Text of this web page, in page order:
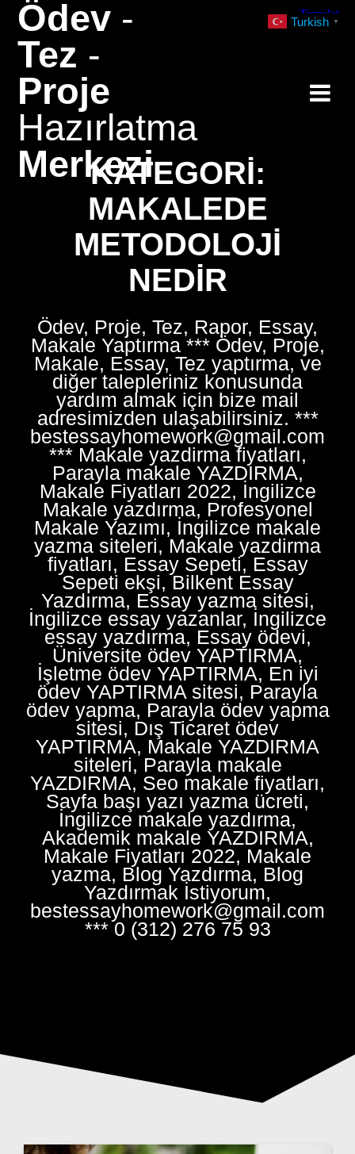
Ödev -
Tez -
Proje
Hazırlatma
MerkeziKATEGORI:
MAKALEDE
METODOLOJI
NEDIR
Ödev, Proje, Tez, Rapor, Essay,
Makale Yaptırma *** Ödev, Proje,
Makale, Essay, Tez yaptırma, ve
diğer talepleriniz konusunda
yardım almak için bize mail
adresimizden ulaşabilirsiniz. ***
bestessayhomework@gmail.com
*** Makale yazdirma fiyatları,
Parayla makale YAZDIRMA,
Makale Fiyatları 2022, İngilizce
Makale yazdırma, Profesyonel
Makale Yazımı, İngilizce makale
yazma siteleri, Makale yazdirma
fiyatları, Essay Sepeti, Essay
Sepeti ekşi, Bilkent Essay
Yazdırma, Essay yazma sitesi,
İngilizce essay yazanlar, İngilizce
essay yazdırma, Essay ödevi,
Üniversite ödev YAPTIRMA,
İşletme ödev YAPTIRMA, En iyi
ödev YAPTIRMA sitesi, Parayla
ödev yapma, Parayla ödev yapma
sitesi, Dış Ticaret ödev
YAPTIRMA, Makale YAZDIRMA
siteleri, Parayla makale
YAZDIRMA, Seo makale fiyatları,
Sayfa başı yazı yazma ücreti,
İngilizce makale yazdırma,
Akademik makale YAZDIRMA,
Makale Fiyatları 2022, Makale
yazma, Blog Yazdırma, Blog
Yazdırmak İstiyorum,
bestessayhomework@gmail.com
*** 0 (312) 276 75 93
Turkish ▼